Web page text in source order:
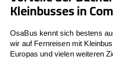
Kleinbusses in
OsaBus kennt sich bestens
wir auf Fernreisen mit
Europas und vielen weiteren